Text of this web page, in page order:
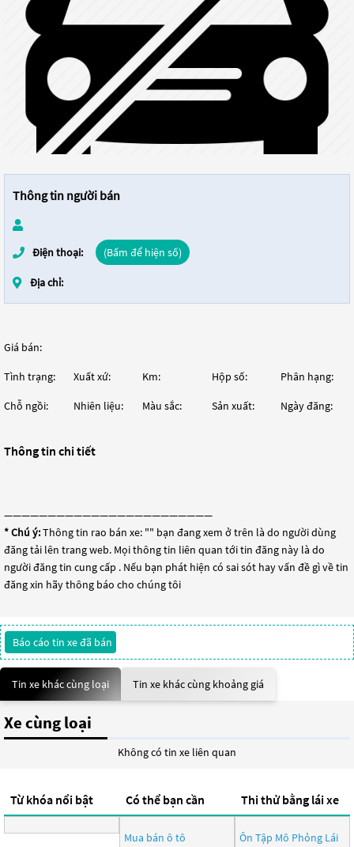
Thông tin người bán
Điện thoại: (Bấm để hiện số)
Địa chỉ:
Giá bán:
Tình trạng: Xuất xứ: Km: Hộp số: Phân hạng:
Chỗ ngồi: Nhiên liệu: Màu sắc: Sản xuất: Ngày đăng:
Thông tin chi tiết
————————————————————————
* Chú ý:Thông tin rao bán xe: "" bạn đang xem ở trên là do người dùng
đăng tải lên trang web. Mọi thông tin liên quan tới tin đăng này là do
người đăng tin cung cấp . Nếu bạn phát hiện có sai sót hay vấn đề gì về tin
đăng xin hãy thông báo cho chúng tôi
Báo cáo tin xe đã bán
Tin xe khác cùng loại Tin xe khác cùng khoảng giá
Xe cùng loại
Không có tin xe liên quan
Từ khóa nổi bật Có thể bạn cần
Mua bán ô tô
Thi thử bằng lái xe
Ôn Tập Mô Phỏng Lái